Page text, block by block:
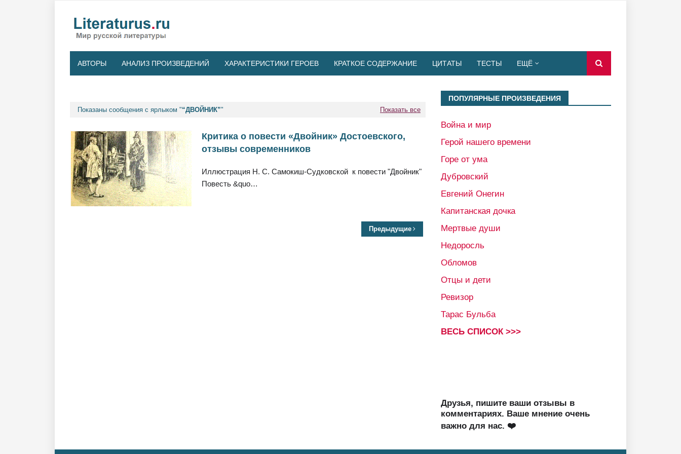
АВТОРЫ АНАЛИЗ ПРОИЗВЕДЕНИЙ ХАРАКТЕРИСТИКИ ГЕРОЕВ КРАТКОЕ СОДЕРЖАНИЕ ЦИТАТЫ ТЕСТЫ ЕЩЁ
Показаны сообщения с ярлыком " ДВОЙНИК " Показать все
Критика о повести «Двойник» Достоевского,
отзывы современников
Иллюстрация Н. С. Самокиш-Судковской к повести "Двойник"
Повесть &quo…
Предыдущие
ПОПУЛЯРНЫЕ ПРОИЗВЕДЕНИЯ
Война и мир
Герой нашего времени
Горе от ума
Дубровский
Евгений Онегин
Капитанская дочка
Мертвые души
Недоросль
Обломов
Отцы и дети
Ревизор
Тарас Бульба
ВЕСЬ СПИСОК >>>
Друзья, пишите ваши отзывы в
комментариях. Ваше мнение очень
важно для нас. ❤️